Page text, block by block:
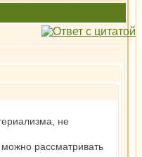
не
рассматривать